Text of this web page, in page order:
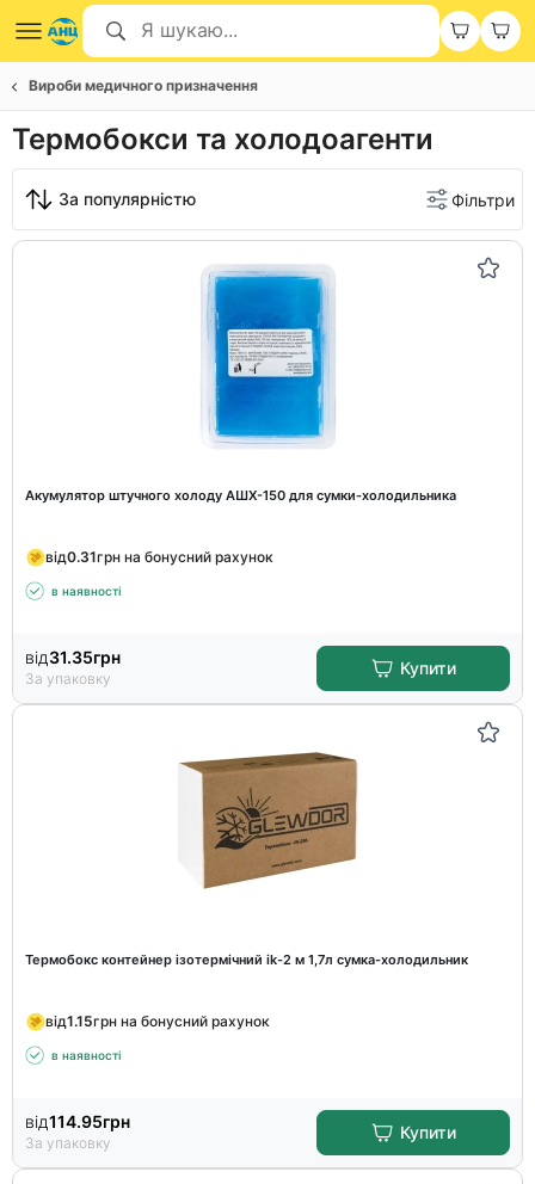
Вироби медичного призначення
Термобокси та холодоагенти
За популярністю Фільтри
Акумулятор штучного холоду АШХ-150 для сумки-холодильника
від0.31грн на бонусний рахунок
в наявності
від31.35грн
За упаковку
Купити
Термобокс контейнер ізотермічний ik-2 м 1,7л сумка-холодильник
від1.15грн на бонусний рахунок
в наявності
від114.95грн
За упаковку
Купити